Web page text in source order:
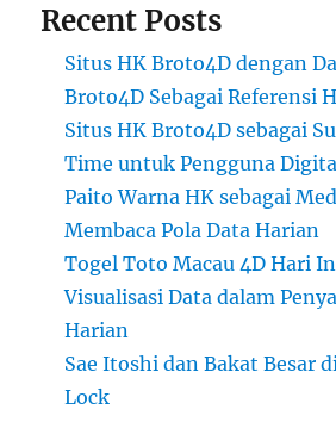
Recent Posts
Situs HK Broto4D dengan
Broto4D Sebagai Referensi
Situs HK Broto4D sebagai
Time untuk Pengguna
Paito Warna HK sebagai
Membaca Pola Data Harian
Togel Toto Macau 4D Hari
Visualisasi Data dalam
Harian
Sae Itoshi dan Bakat Besar
Lock